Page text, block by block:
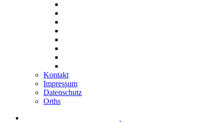
Kontakt
Impressum
Datenschutz
Orths